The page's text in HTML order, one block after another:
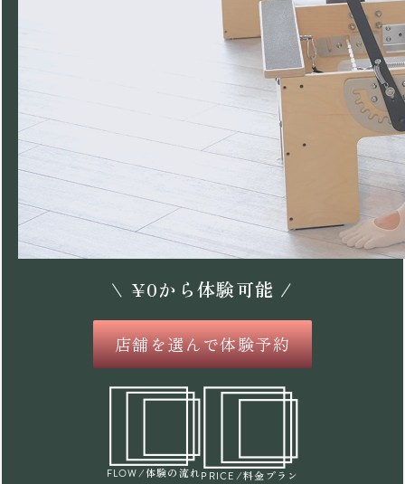
\ ¥0から体験可能 /
店舗を選んで体験予約
FLOW /体験の流れPRICE /料金プラン